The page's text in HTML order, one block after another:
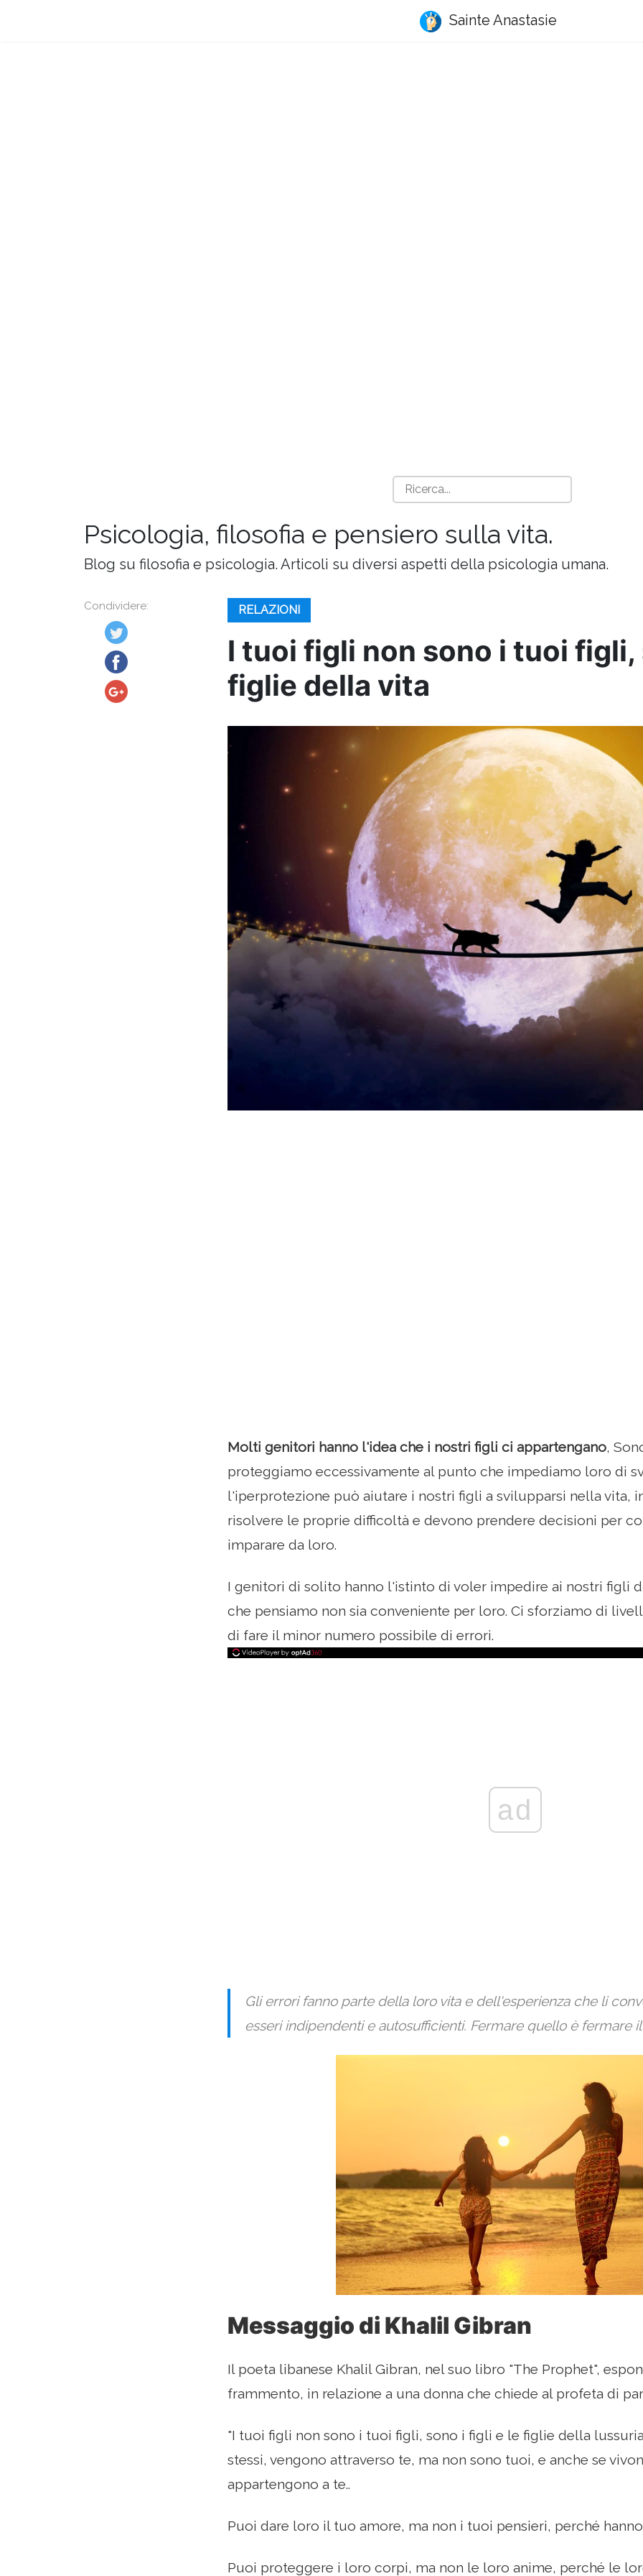
Sainte Anastasie
Psicologia, filosofia e pensiero sulla vita.
Blog su filosofia e psicologia. Articoli su diversi aspetti della psicologia umana.
Condividere: RELAZIONI
I tuoi figli non sono i tuoi
figlie della vita
Molti genitori hanno l'idea che i nostri figli ci appartengano,
proteggiamo eccessivamente al punto che impediamo loro di
l'iperprotezione può aiutare i nostri figli a svilupparsi nella vita,
risolvere le proprie difficoltà e devono prendere decisioni per
imparare da loro.
I genitori di solito hanno l'istinto di voler impedire ai nostri figli
che pensiamo non sia conveniente per loro. Ci sforziamo di
di fare il minor numero possibile di errori.
ad
Gli errori fanno parte della loro vita e dell'esperienza che li
esseri indipendenti e autosufficienti. Fermare quello è fermare
Messaggio di Khalil Gibran
Il poeta libanese Khalil Gibran, nel suo libro "The Prophet",
frammento, in relazione a una donna che chiede al profeta di
"I tuoi figli non sono i tuoi figli, sono i figli e le figlie della
stessi, vengono attraverso te, ma non sono tuoi, e anche se
appartengono a te..
Puoi dare loro il tuo amore, ma non i tuoi pensieri, perché
Puoi proteggere i loro corpi, ma non le loro anime, perché le